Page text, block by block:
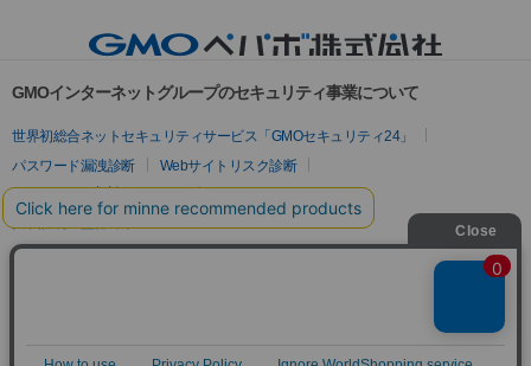
GMOインターネットグループのセキュリティ事業について
世界初総合ネットセキュリティサービス「GMOセキュリティ24」
パスワード漏洩診断
Webサイトリスク診断
セキュリティ相談AIチャットボット
実在証明・盗聴対策
サイバー攻撃対策（GMOサイバーセキュリティ byイエラエ）